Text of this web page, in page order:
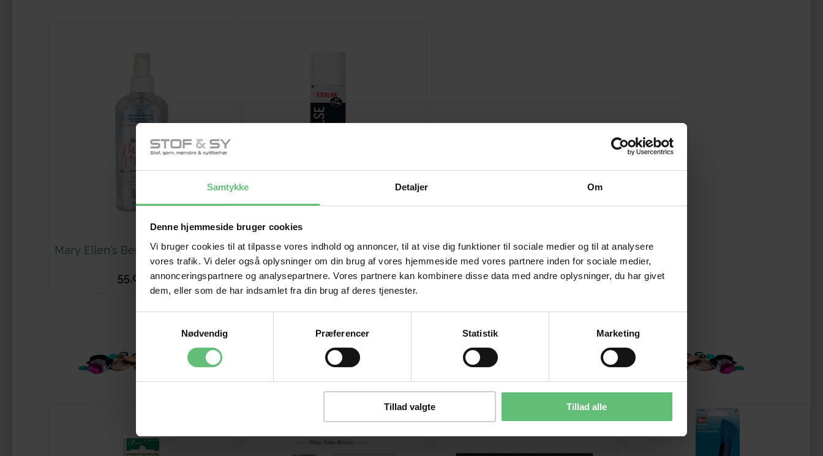
Samtykke Detaljer Om
Denne hjemmeside bruger cookies
Vi bruger cookies til at tilpasse vores indhold og annoncer, til at vise dig funktioner til sociale medier og til at analysere
vores trafik. Vi deler også oplysninger om din brug af vores hjemmeside med vores partnere inden for sociale medier,
annonceringspartnere og analysepartnere. Vores partnere kan kombinere disse data med andre oplysninger, du har givet
dem, eller som de har indsamlet fra din brug af deres tjenester.
Nødvendig
Præferencer Statistik Marketing
Tillad valgte Tillad alle
Mary Ellen's Best Press spray 177
55,00
DKK
Strygestivelse
140,00DKK
Kunder købte også